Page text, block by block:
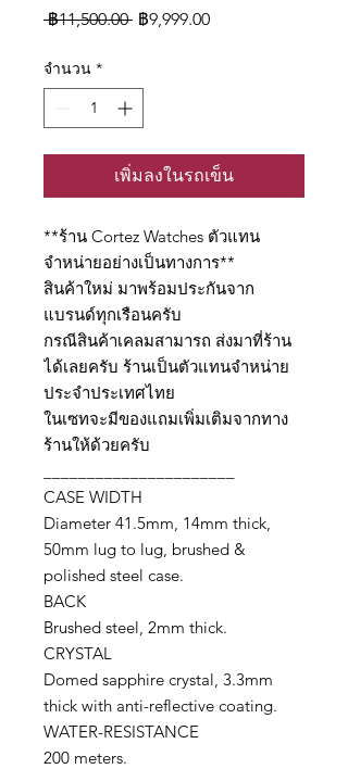
฿11,500.00 ราคา
฿9,999.00ราคา
จำนวน *
เพิ่มลงในรถเข็น
**ร้าน Cortez Watches ตัวแทน
จำหน่ายอย่างเป็นทางการ**
สินค้าใหม่ มาพร้อมประกันจาก
แบรนด์ทุกเรือนครับ
กรณีสินค้าเคลมสามารถ ส่งมาที่ร้าน
ได้เลยครับ ร้านเป็นตัวแทนจำหน่าย
ประจำประเทศไทย
ในเซทจะมีของแถมเพิ่มเติมจากทาง
ร้านให้ด้วยครับ
CASE WIDTH
Diameter 41.5mm, 14mm thick,
50mm lug to lug, brushed &
polished steel case.
BACK
Brushed steel, 2mm thick.
CRYSTAL
Domed sapphire crystal, 3.3mm
thick with anti-reflective coating.
WATER-RESISTANCE
200 meters.